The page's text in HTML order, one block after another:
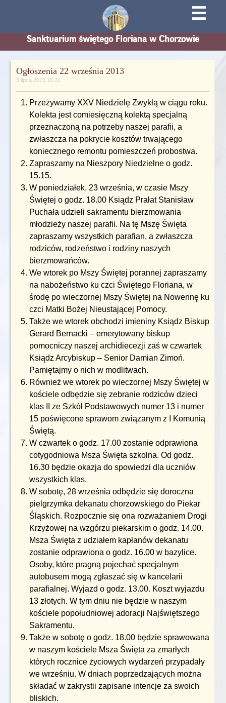
☰
Sanktuarium świętego Floriana w Chorzowie
Ogłoszenia 22 września 2013
3 lipca 2015 16:22
Przeżywamy XXV Niedzielę Zwykłą w ciągu roku.
Kolekta jest comiesięczną kolektą specjalną
przeznaczoną na potrzeby naszej parafii, a
zwłaszcza na pokrycie kosztów trwającego
koniecznego remontu pomieszczeń probostwa.
Zapraszamy na Nieszpory Niedzielne o godz.
15.15.
W poniedziałek, 23 września, w czasie Mszy
Świętej o godz. 18.00 Ksiądz Prałat Stanisław
Puchała udzieli sakramentu bierzmowania
młodzieży naszej parafii. Na tę Mszę Święta
zapraszamy wszystkich parafian, a zwłaszcza
rodziców, rodzeństwo i rodziny naszych
bierzmowańców.
We wtorek po Mszy Świętej porannej zapraszamy
na nabożeństwo ku czci Świętego Floriana, w
środę po wieczornej Mszy Świętej na Nowennę ku
czci Matki Bożej Nieustającej Pomocy.
Także we wtorek obchodzi imieniny Ksiądz Biskup
Gerard Bernacki – emerytowany biskup
pomocniczy naszej archidiecezji zaś w czwartek
Ksiądz Arcybiskup – Senior Damian Zimoń.
Pamiętajmy o nich w modlitwach.
Również we wtorek po wieczornej Mszy Świętej w
kościele odbędzie się zebranie rodziców dzieci
klas II ze Szkół Podstawowych numer 13 i numer
15 poświęcone sprawom związanym z I Komunią
Świętą.
W czwartek o godz. 17.00 zostanie odprawiona
cotygodniowa Msza Święta szkolna. Od godz.
16.30 będzie okazja do spowiedzi dla uczniów
wszystkich klas.
W sobotę, 28 września odbędzie się doroczna
pielgrzymka dekanatu chorzowskiego do Piekar
Śląskich. Rozpocznie się ona rozważaniem Drogi
Krzyżowej na wzgórzu piekarskim o godz. 14.00.
Msza Święta z udziałem kapłanów dekanatu
zostanie odprawiona o godz. 16.00 w bazylice.
Osoby, które pragną pojechać specjalnym
autobusem mogą zgłaszać się w kancelarii
parafialnej. Wyjazd o godz. 13.00. Koszt wyjazdu
13 złotych. W tym dniu nie będzie w naszym
kościele popołudniowej adoracji Najświętszego
Sakramentu.
Także w sobotę o godz. 18.00 będzie sprawowana
w naszym kościele Msza Święta za zmarłych
których rocznice życiowych wydarzeń przypadały
we wrześniu. W dniach poprzedzających można
składać w zakrystii zapisane intencje za swoich
bliskich.